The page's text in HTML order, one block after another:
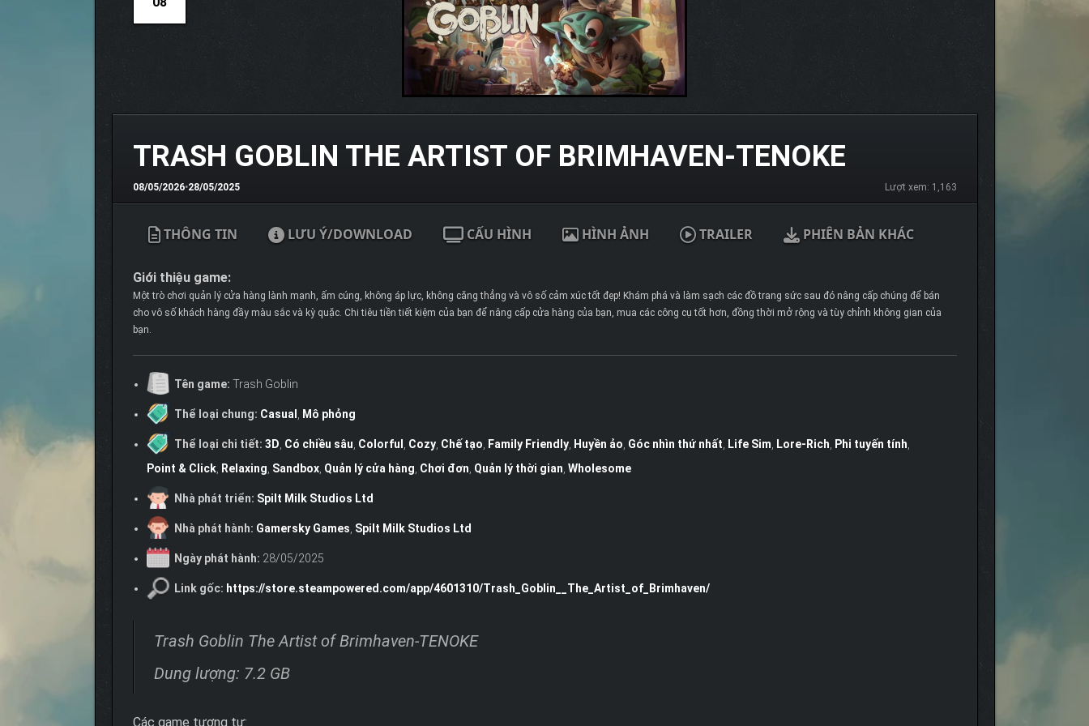
TRASH GOBLIN THE ARTIST OF BRIMHAVEN-TENOKE
08/05/2026•28/05/2025 Lượt xem: 1,163
THÔNG TIN LƯU Ý/DOWNLOAD CẤU HÌNH HÌNH ẢNH TRAILER PHIÊN BẢN KHÁC
Giới thiệu game:
Một trò chơi quản lý cửa hàng lành mạnh, ấm cúng, không áp lực, không căng thẳng và vô số cảm xúc tốt đẹp! Khám phá và làm sạch các đồ trang sức sau đó nâng cấp chúng để bán
cho vô số khách hàng đầy màu sắc và kỳ quặc. Chi tiêu tiền tiết kiệm của bạn để nâng cấp cửa hàng của bạn, mua các công cụ tốt hơn, đồng thời mở rộng và tùy chỉnh không gian của
bạn.
Tên game: Trash Goblin
Thể loại chung: Casual Mô phỏng
Thể loại chi tiết: 3D Có chiều sâu Colorful Cozy, Chế tạo Family Friendly, Huyền ảo Góc nhìn thứ nhất Life Sim Lore-Rich Phi tuyến tính
Point & Click, Relaxing Sandbox, Quản lý cửa hàng Chơi đơn Quản lý thời gian Wholesome
Nhà phát triển: Spilt Milk Studios Ltd
Nhà phát hành: Gamersky Games Spilt Milk Studios Ltd
Ngày phát hành: 28/05/2025
Link gốc: https://store.steampowered.com/app/4601310/Trash_Goblin__The_Artist_of_Brimhaven/
Trash Goblin The Artist of Brimhaven-TENOKE
Dung lượng: 7.2 GB
Các game tương tự: